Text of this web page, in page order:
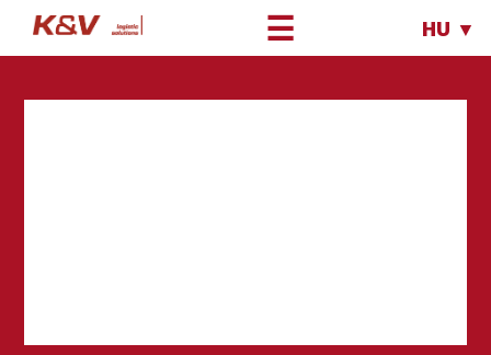
☰ HU ▼